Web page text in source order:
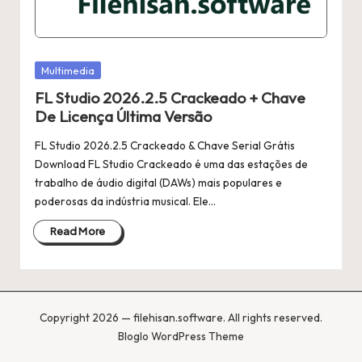
Posted
Multimedia
FL Studio 2026.2.5 Crackeado + Chave
De Licença Última Versão
FL Studio 2026.2.5 Crackeado & Chave Serial Grátis
Download FL Studio Crackeado é uma das estações de
trabalho de áudio digital (DAWs) mais populares e
poderosas da indústria musical. Ele…
Read More
Copyright 2026 — filehisan.software. All rights reserved.
Bloglo WordPress Theme